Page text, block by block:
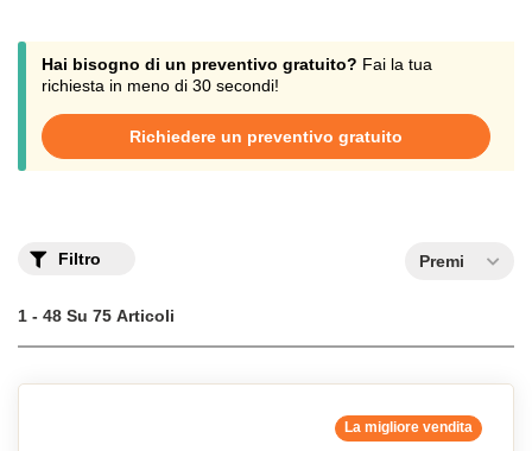
marcatura può essere effettuata sulle aste o sulle lenti per alcuni
modelli. Scoprite la nostra ampia gamma di occhiali pubblicitari:
troverete sempre un modello adatto alle vostre esigenze.
Create i vostri bicchieri personalizzati per il vostro evento o come
regalo aziendale.
Hai bisogno di un preventivo gratuito? Fai la tua
richiesta in meno di 30 secondi!
Richiedere un preventivo gratuito
Filtro Premi
1 - 48 Su 75 Articoli
La migliore vendita